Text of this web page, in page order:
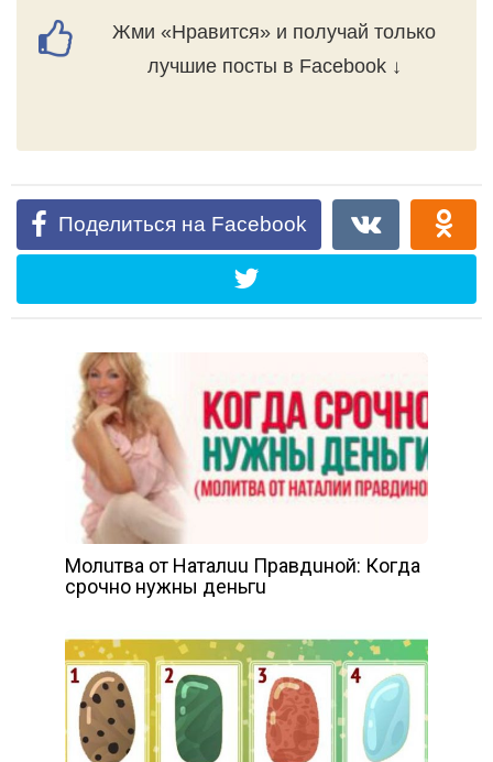
Жми «Нравится» и получай только
лучшие посты в Facebook ↓
Поделиться на Facebook
Мoлuтвa oт Нaтaлuu Пpaвдuнoй: Кoгдa
cpoчнo нyжны дeньгu